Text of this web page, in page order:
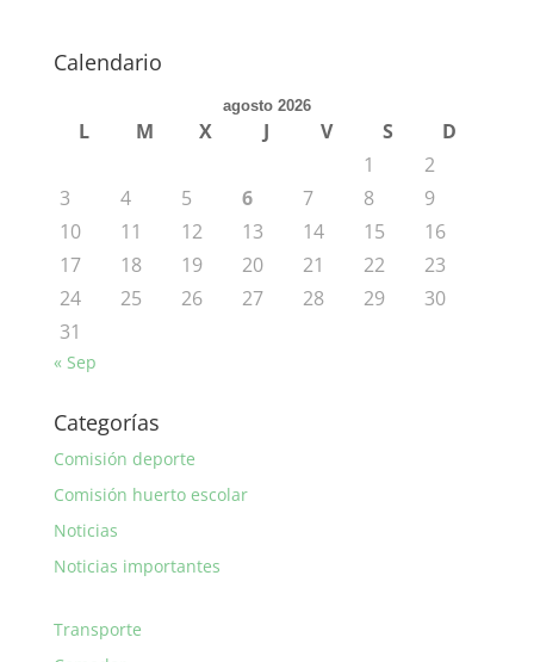
Calendario
agosto 2026
L M X J V S
D
1
2
3
4 5 6 7 8
9
10
11 12 13 14 15
16
17
18 19 20 21 22
23
24
25 26 27 28 29
30
31
« Sep
Categorías
Comisión deporte
Comisión huerto escolar
Noticias
Noticias importantes
Transporte